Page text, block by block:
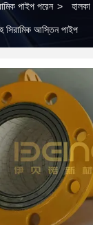
পাইপ পরেন >
সিরামিক আস্তিন পাইপ